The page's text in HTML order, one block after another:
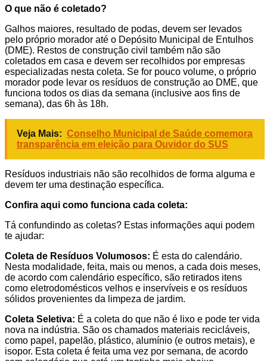
O que não é coletado?
Galhos maiores, resultado de podas, devem ser levados
pelo próprio morador até o Depósito Municipal de Entulhos
(DME). Restos de construção civil também não são
coletados em casa e devem ser recolhidos por empresas
especializadas nesta coleta. Se for pouco volume, o próprio
morador pode levar os resíduos de construção ao DME, que
funciona todos os dias da semana (inclusive aos fins de
semana), das 6h às 18h.
Veja Mais: Conselho Municipal de Saúde comemora
transparência em eleição para Ouvidor do SUS
Resíduos industriais não são recolhidos de forma alguma e
devem ter uma destinação específica.
Confira aqui como funciona cada coleta:
Tá confundindo as coletas? Estas informações aqui podem
te ajudar:
Coleta de Resíduos Volumosos: É esta do calendário.
Nesta modalidade, feita, mais ou menos, a cada dois meses,
de acordo com calendário específico, são retirados itens
como eletrodomésticos velhos e inservíveis e os resíduos
sólidos provenientes da limpeza de jardim.
Coleta Seletiva: É a coleta do que não é lixo e pode ter vida
nova na indústria. São os chamados materiais recicláveis,
como papel, papelão, plástico, alumínio (e outros metais), e
isopor. Esta coleta é feita uma vez por semana, de acordo